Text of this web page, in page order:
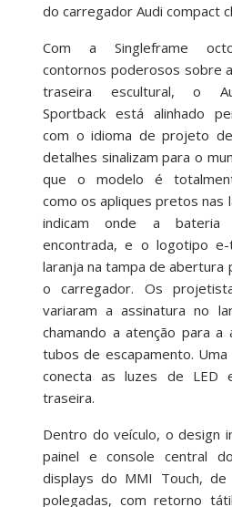
do carregador Audi compact
Com a Singleframe
contornos poderosos sobre
traseira escultural, o
Sportback está alinhado
com o idioma de projeto
detalhes sinalizam para o
que o modelo é
como os apliques pretos nas
indicam onde a
encontrada, e o logotipo
laranja na tampa de abertura
o carregador. Os
variaram a assinatura no
chamando a atenção para a
tubos de escapamento.
conecta as luzes de LED
traseira.
Dentro do veículo, o design
painel e console central
displays do MMI Touch,
polegadas, com retorno